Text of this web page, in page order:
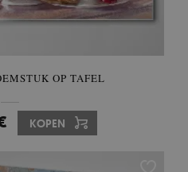
OP TAFEL
KOPEN